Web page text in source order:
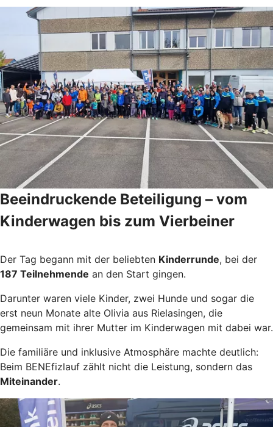
Beeindruckende Beteiligung – vom
Kinderwagen bis zum Vierbeiner
Der Tag begann mit der beliebten Kinderrunde, bei der
187 Teilnehmende an den Start gingen.
Darunter waren viele Kinder, zwei Hunde und sogar die
erst neun Monate alte Olivia aus Rielasingen, die
gemeinsam mit ihrer Mutter im Kinderwagen mit dabei war.
Die familiäre und inklusive Atmosphäre machte deutlich:
Beim BENEfizlauf zählt nicht die Leistung, sondern das
Miteinander.